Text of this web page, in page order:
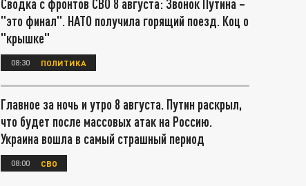
Сводка с фронтов СВО 8 августа: Звонок Путина –
"это финал". НАТО получила горящий поезд. Коц о
"крышке"
08:30 ПОЛИТИКА
Главное за ночь и утро 8 августа. Путин раскрыл,
что будет после массовых атак на Россию.
Украина вошла в самый страшный период
08:00 СВО